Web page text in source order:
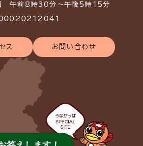
午前8時30分～午後5時15分
ス お問い合わせ